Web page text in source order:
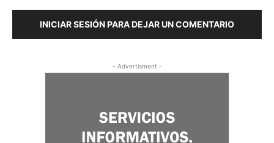
INICIAR SESIÓN PARA DEJAR UN COMENTARIO
- Advertisment -